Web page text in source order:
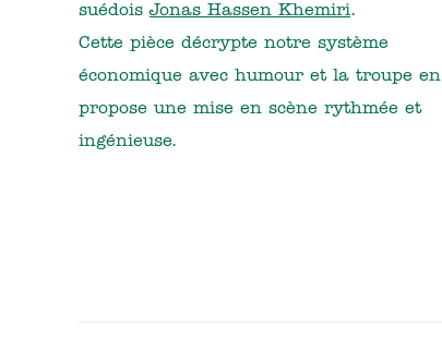
suédoisJonas Hassen Khemiri.
Cette pièce décrypte notre système
économique avec humour et la troupe en
propose une mise en scène rythmée et
ingénieuse.